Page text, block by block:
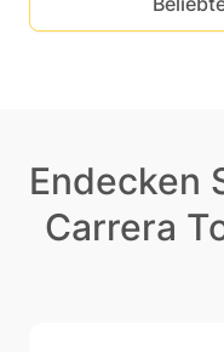
Endecken
Carrera